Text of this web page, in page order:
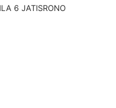
6 JATISRONO